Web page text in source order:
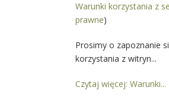
Warunki korzystania z
prawne)
Prosimy o zapoznanie
korzystania z witryn...
Czytaj więcej: Warunki...